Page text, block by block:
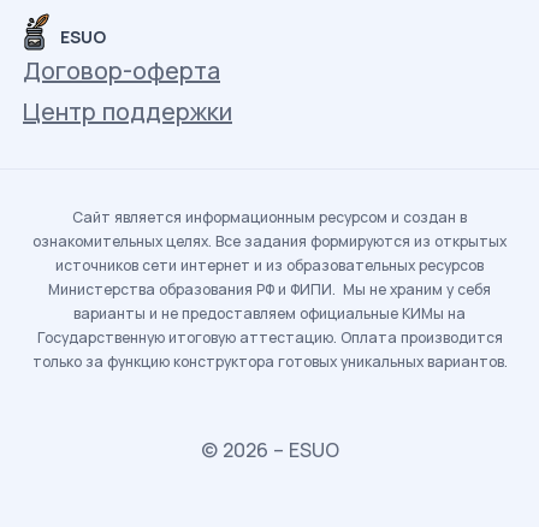
ESUO
Договор-оферта
Центр поддержки
Сайт является информационным ресурсом и создан в
ознакомительных целях. Все задания формируются из открытых
источников сети интернет и из образовательных ресурсов
Министерства образования РФ и ФИПИ. Мы не храним у себя
варианты и не предоставляем официальные КИМы на
Государственную итоговую аттестацию. Оплата производится
только за функцию конструктора готовых уникальных вариантов.
© 2026 – ESUO